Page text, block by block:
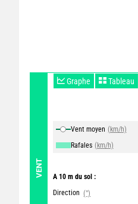
VENT
Graphe Tableau
Vent moyen (km/h)
Rafales (km/h)
A 10 m du sol :
Direction (°)